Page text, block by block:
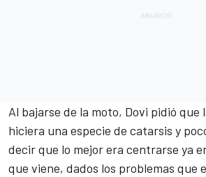
Al bajarse de la moto, Dovi pidió que
hiciera una especie de catarsis y
decir que lo mejor era centrarse ya
que viene, dados los problemas que